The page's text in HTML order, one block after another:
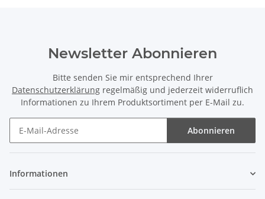
Newsletter Abonnieren
Bitte senden Sie mir entsprechend Ihrer
Datenschutzerklärung regelmäßig und jederzeit widerruflich
Informationen zu Ihrem Produktsortiment per E-Mail zu.
Abonnieren
Informationen